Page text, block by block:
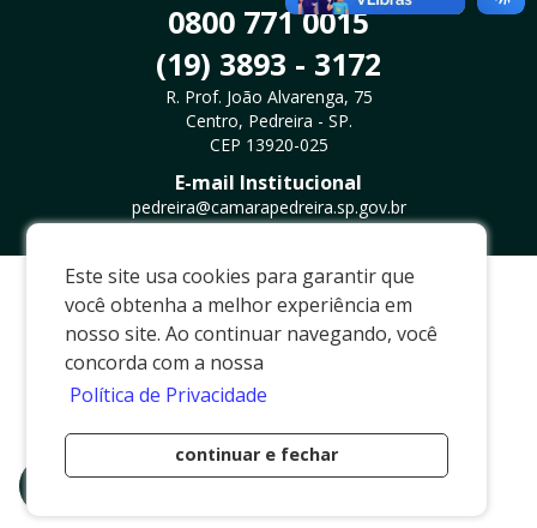
Este site usa cookies para garantir que
você obtenha a melhor experiência em
nosso site. Ao continuar navegando, você
concorda com a nossa
Política de Privacidade
continuar e fechar
0800 771 0015
(19) 3893 - 3172
R. Prof. João Alvarenga, 75
Centro, Pedreira - SP.
CEP 13920-025
E-mail Institucional
pedreira@camarapedreira.sp.gov.br
Desenvolvido por Via Brasil Web Project